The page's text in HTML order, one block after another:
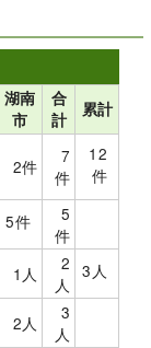
湖南
市
合
計
累計
2件
7
件
12
件
5件
5
件
1人
2
人
3人
2人
3
人